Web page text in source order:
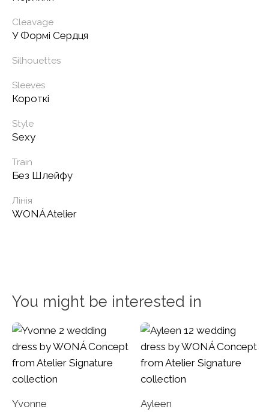
Cleavage
У Формі Сердця
Silhouettes
Sleeves
Короткі
Style
Sexy
Train
Без Шлейфу
Лінія
WONÁ Atelier
You might be interested in
Yvonne Ayleen